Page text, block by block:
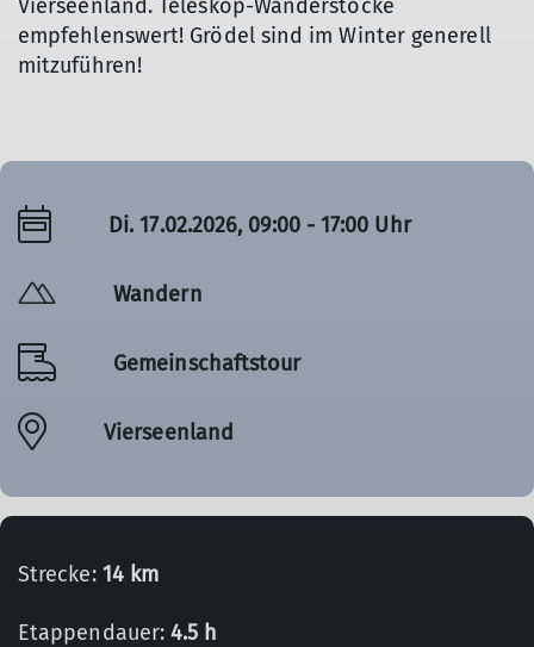
Vierseenland. Teleskop-Wanderstöcke
empfehlenswert! Grödel sind im Winter generell
mitzuführen!
Di. 17.02.2026, 09:00 - 17:00 Uhr
Wandern
Gemeinschaftstour
Vierseenland
Strecke: 14 km
Etappendauer:4.5 h